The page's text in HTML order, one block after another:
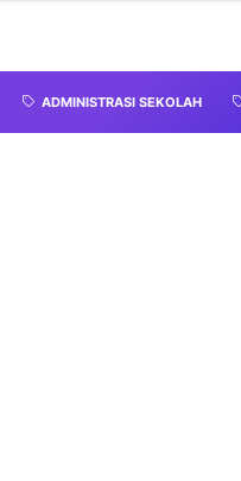
ADMINISTRASI SEKOLAH